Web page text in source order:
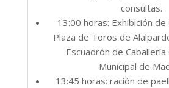
consultas.
13:00 horas: Exhibición de
Plaza de Toros de
Escuadrón de Caballería
Municipal de
13:45 horas: ración de